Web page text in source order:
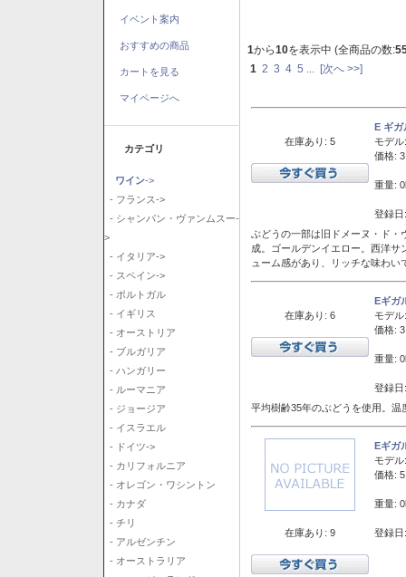
イベント案内
おすすめの商品
カートを見る
マイページへ
カテゴリ
ワイン->
- フランス->
- シャンパン・ヴァンムスー-
>
- イタリア->
- スペイン->
- ポルトガル
- イギリス
- オーストリア
- ブルガリア
- ハンガリー
- ルーマニア
- ジョージア
- イスラエル
- ドイツ->
- カリフォルニア
- オレゴン・ワシントン
- カナダ
- チリ
- アルゼンチン
- オーストラリア
1から10を表示中 (全商品の数:
1 2 3 4 5 [次へ >>]
在庫あり: 5
E ギ
モデル:
価格:
重量:
登録
ぶどうの一部は旧ドメーヌ・ド・
成。ゴールデンイエロー。西洋
ューム感があり、リッチな味わい
在庫あり: 6
Eギガ
モデル:
価格:
重量:
登録
平均樹齢35年のぶどうを使用。
在庫あり: 9
Eギガ
モデル:
価格:
重量:
登録